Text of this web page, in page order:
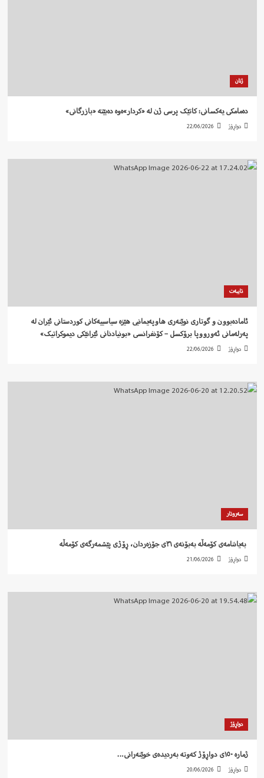
ژنان
دەمامکی یەکسانی: کاتێک پرسی ژن لە «کردار»ەوە دەبێتە «بازرگانی»
دواڕۆژ 22/06/2026
تایبەت
ئامادەبوون و گوتاری نوێنەری هاوپەیمانیی هێزە سیاسییەکانی کوردستانی ئێران لە
پەرلەمانی ئەورووپا برۆکسل – کۆنفرانسی «بونیادنانی ئێرانێکی دیموکراتیک»
دواڕۆژ 22/06/2026
سەروتار
‍ بەیاننامەی کۆمەڵە بەبۆنەی ٣١ی جۆزەردان، ڕۆژی پێشمەرگەی کۆمەڵە
دواڕۆژ 21/06/2026
دواڕۆژ
ژمارە ١٥٠ی دواڕۆژ کەوتە بەردیدەی خوێنەرانی…
دواڕۆژ 20/06/2026